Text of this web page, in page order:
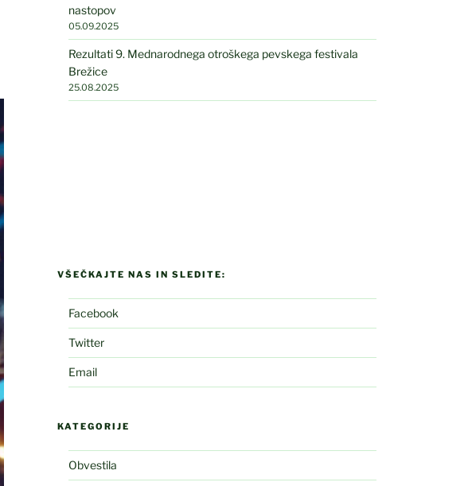
nastopov
05.09.2025
Rezultati 9. Mednarodnega otroškega pevskega festivala
Brežice
25.08.2025
VŠEČKAJTE NAS IN SLEDITE:
Facebook
Twitter
Email
KATEGORIJE
Obvestila